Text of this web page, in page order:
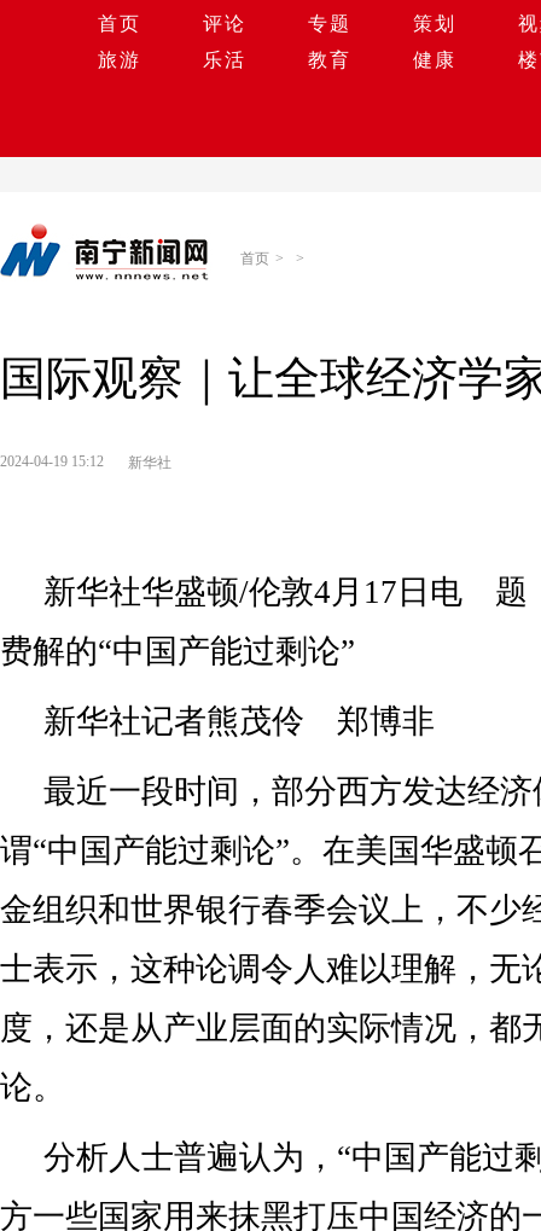
首页 评论 专题 策划
旅游
乐活 教育 健康
首页 > >
国际观察｜让全球经济学
2024-04-19 15:12 新华社
新华社华盛顿/伦敦4月17日电 题
费解的“中国产能过剩论”
新华社记者熊茂伶 郑博非
最近一段时间，部分西方发达经
谓“中国产能过剩论”。在美国华盛顿
金组织和世界银行春季会议上，不少
士表示，这种论调令人难以理解，无
度，还是从产业层面的实际情况，都
论。
分析人士普遍认为，“中国产能过
方一些国家用来抹黑打压中国经济的